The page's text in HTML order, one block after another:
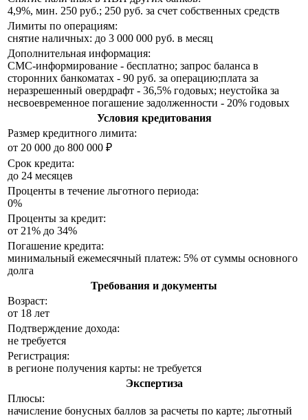
4,9%, мин. 250 руб.; 250 руб. за счет собственных средств
Лимиты по операциям:
снятие наличных: до 3 000 000 руб. в месяц
Дополнительная информация:
СМС-информирование - бесплатно; запрос баланса в
сторонних банкоматах - 90 руб. за операцию;плата за
неразрешенный овердрафт - 36,5% годовых; неустойка за
несвоевременное погашение задолженности - 20% годовых
Условия кредитования
Размер кредитного лимита:
от 20 000 до 800 000 ₽
Срок кредита:
до 24 месяцев
Проценты в течение льготного периода:
0%
Проценты за кредит:
от 21% до 34%
Погашение кредита:
минимальный ежемесячный платеж: 5% от суммы основного
долга
Требования и документы
Возраст:
от 18 лет
Подтверждение дохода:
не требуется
Регистрация:
в регионе получения карты: не требуется
Экспертиза
Плюсы:
начисление бонусных баллов за расчеты по карте; льготный